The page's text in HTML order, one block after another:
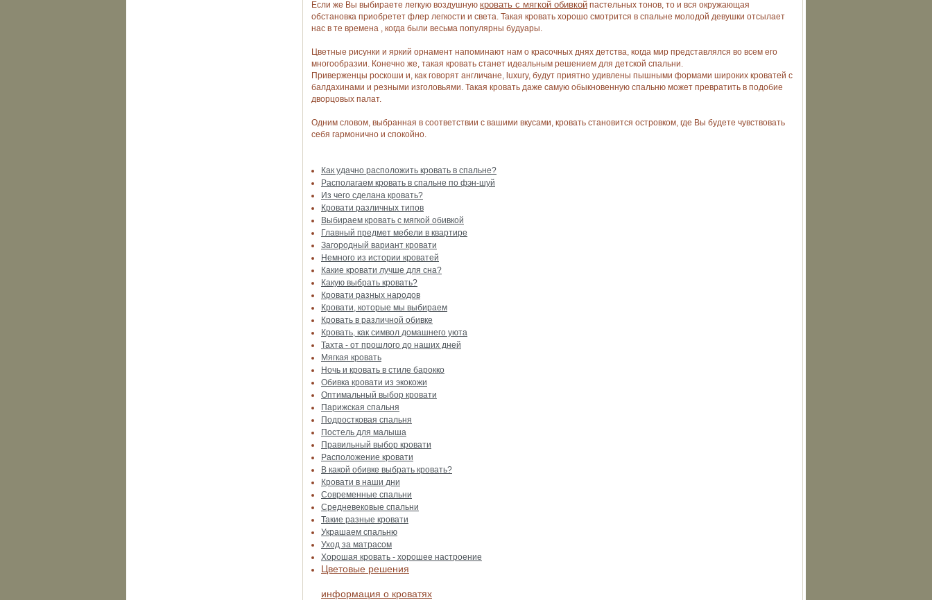
Если же Вы выбираете легкую воздушную кровать с мягкой обивкой пастельных тонов, то и вся окружающая
обстановка приобретет флер легкости и света. Такая кровать хорошо смотрится в спальне молодой девушки отсылает
нас в те времена , когда были весьма популярны будуары.
Цветные рисунки и яркий орнамент напоминают нам о красочных днях детства, когда мир представлялся во всем его
многообразии. Конечно же, такая кровать станет идеальным решением для детской спальни.
Приверженцы роскоши и, как говорят англичане, luxury, будут приятно удивлены пышными формами широких кроватей с
балдахинами и резными изголовьями. Такая кровать даже самую обыкновенную спальню может превратить в подобие
дворцовых палат.
Одним словом, выбранная в соответствии с вашими вкусами, кровать становится островком, где Вы будете чувствовать
себя гармонично и спокойно.
Как удачно расположить кровать в спальне?
Располагаем кровать в спальне по фэн-шуй
Из чего сделана кровать?
Кровати различных типов
Выбираем кровать с мягкой обивкой
Главный предмет мебели в квартире
Загородный вариант кровати
Немного из истории кроватей
Какие кровати лучше для сна?
Какую выбрать кровать?
Кровати разных народов
Кровати, которые мы выбираем
Кровать в различной обивке
Кровать, как символ домашнего уюта
Тахта - от прошлого до наших дней
Мягкая кровать
Ночь и кровать в стиле барокко
Обивка кровати из экокожи
Оптимальный выбор кровати
Парижская спальня
Подростковая спальня
Постель для малыша
Правильный выбор кровати
Расположение кровати
В какой обивке выбрать кровать?
Кровати в наши дни
Современные спальни
Средневековые спальни
Такие разные кровати
Украшаем спальню
Уход за матрасом
Хорошая кровать - хорошее настроение
Цветовые решения
информация о кроватях